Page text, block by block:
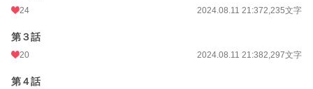
（画家見習い）・『早乙女樹』を演じながら、花ヶ前家で生活を送る。
に来たのは、楚々とした容貌の美少女――梗一郎の妹である、花ヶ前椿子だっ
た。
樹は驚愕に目を見開いた。
『大正乙女』そのままの姿形だったのである。
24 2024.08.11 21:372,235文字
第３話
20 2024.08.11 21:382,297文字
第４話